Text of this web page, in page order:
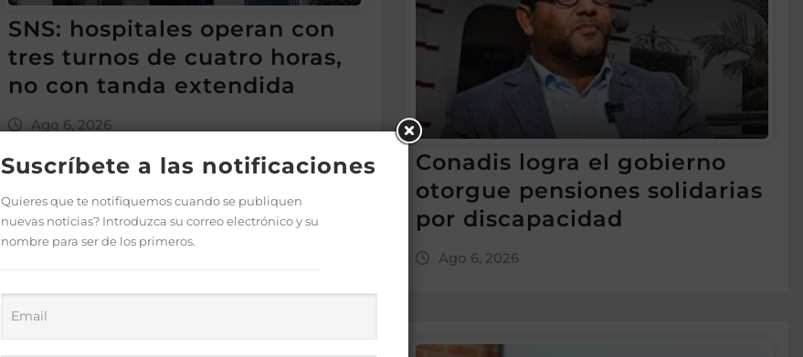
SNS: hospitales operan con
tres turnos de cuatro horas,
no con tanda extendida
Ago 6, 2026
Conadis logra el gobierno
otorgue pensiones solidarias
por discapacidad
Ago 6, 2026
Suscríbete a las notificaciones
Quieres que te notifiquemos cuando se publiquen
nuevas noticias? Introduzca su correo electrónico y su
nombre para ser de los primeros.